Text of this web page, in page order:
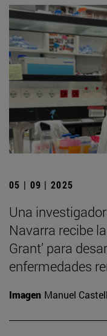
05 | 09 | 2025
Una
Navarra recibe
Grant’ para
enfermedades
Imagen Manuel